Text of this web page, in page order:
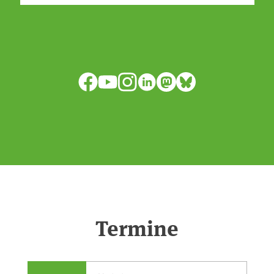
anpassen?🤔Antworten auf diese und
Termine